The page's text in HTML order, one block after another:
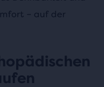
– auf der